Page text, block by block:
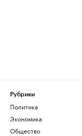
Рубрики
Политика
Экономика
Общество